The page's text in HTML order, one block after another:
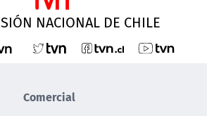
NACIONAL DE CHILE
Comercial